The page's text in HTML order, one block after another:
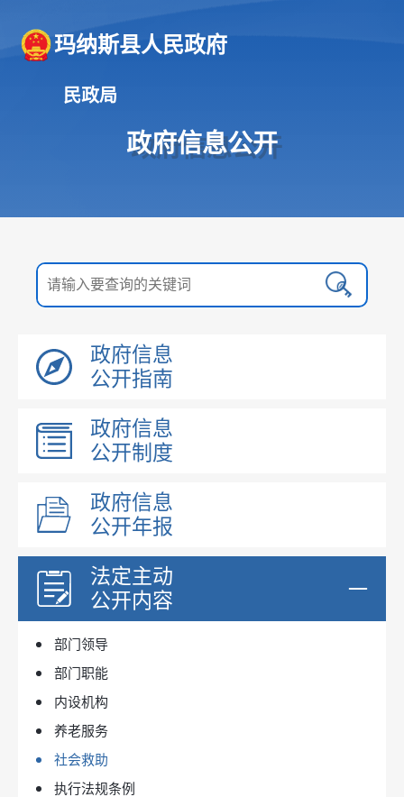
玛纳斯县人民政府
民政局
政府信息公开
政府信息
公开指南
政府信息
公开制度
政府信息
公开年报
法定主动
公开内容
部门领导
部门职能
内设机构
养老服务
社会救助
执行法规条例